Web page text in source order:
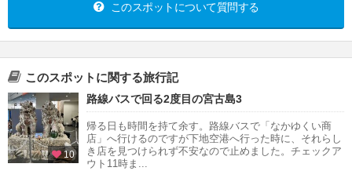
このスポットについて質問する
このスポットに関する旅行記
10
路線バスで回る2度目の宮古島3
帰る日も時間を持て余す。路線バスで「なかゆくい商
店」へ行けるのですが下地空港へ行った時に、それらし
き店を見つけられず不安なので止めました。チェックア
ウト11時ま...